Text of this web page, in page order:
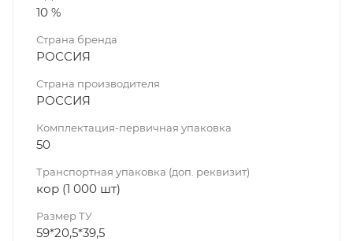
10 %
Страна бренда
РОССИЯ
Страна производителя
РОССИЯ
Комплектация-первичная упаковка
50
Транспортная упаковка (доп. реквизит)
кор (1 000 шт)
Размер ТУ
59*20,5*39,5